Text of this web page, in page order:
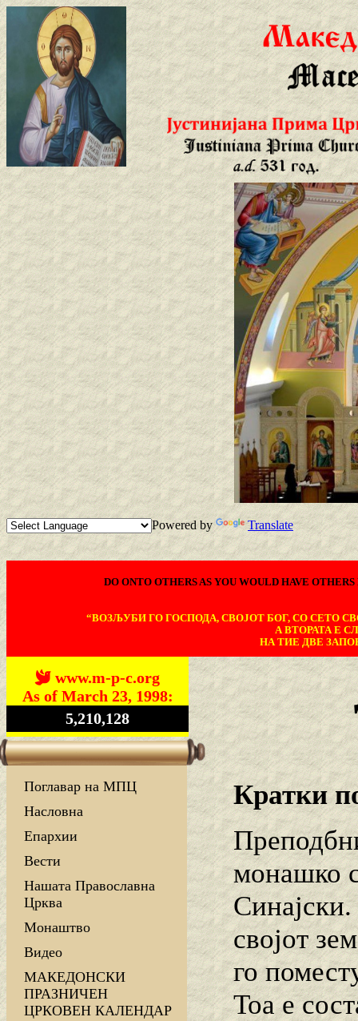
Powered by Translate
DO ONTO OTHERS AS YOU WOULD HAVE
“ВОЗЉУБИ ГО ГОСПОДА, СВОЈОТ БОГ, СО СЕТО
А ВТОРАТА Е
НА ТИЕ ДВЕ
www.m-p-c.org
As of March 23, 1998:
5,210,128
Поглавар на МПЦ
Насловна
Епархии
Вести
Нашата Православна
Црква
Монаштво
Видео
МАКЕДОНСКИ
ПРАЗНИЧЕН
ЦРКОВЕН КАЛЕНДАР
Кратки
монашко
својот
го
Тоа e